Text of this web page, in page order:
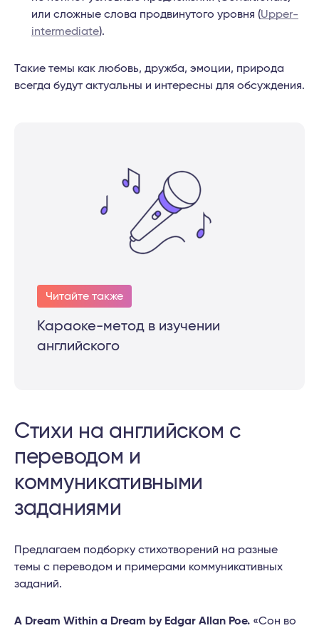
или сложные слова продвинутого уровня (Upper-
intermediate).
Такие темы как любовь, дружба, эмоции, природа
всегда будут актуальны и интересны для обсуждения.
Читайте также
Караоке-метод в изучении
английского
Стихи на английском с
переводом и
коммуникативными
заданиями
Предлагаем подборку стихотворений на разные
темы с переводом и примерами коммуникативных
заданий.
A Dream Within a Dream by Edgar Allan Poe. «Сон во